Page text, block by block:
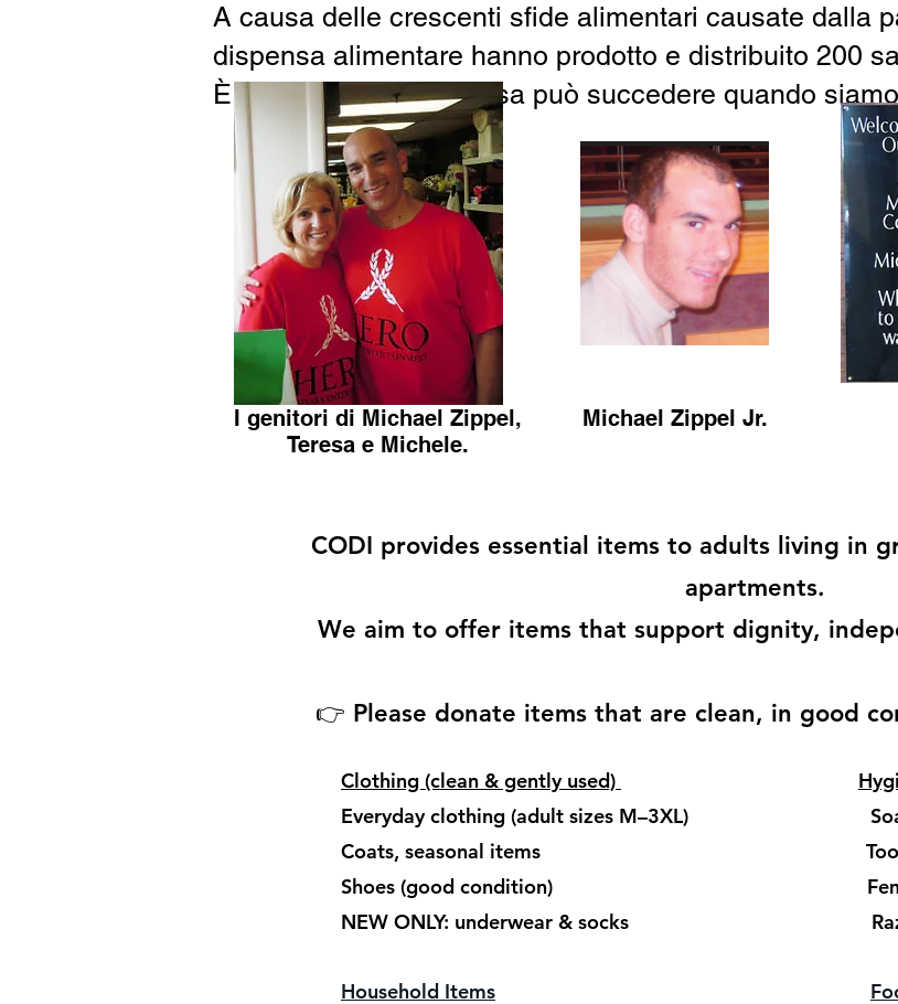
A causa delle crescenti sfide alimentari causate dalla
dispensa alimentare hanno prodotto e distribuito 200
È incredibile vedere cosa può succedere quando
I genitori di Michael Zippel,
Teresa e Michele.
Michael Zippel Jr.
CODI provides essential items to adults living in
apartments.
We aim to offer items that support dignity,
👉 Please donate items that are clean, in good
Clothing (clean & gently used)
Everyday clothing (adult sizes M–3XL) Soap,
Coats, seasonal items Toothpaste
Shoes (good condition) Feminine
NEW ONLY: underwear & socks
Household Items